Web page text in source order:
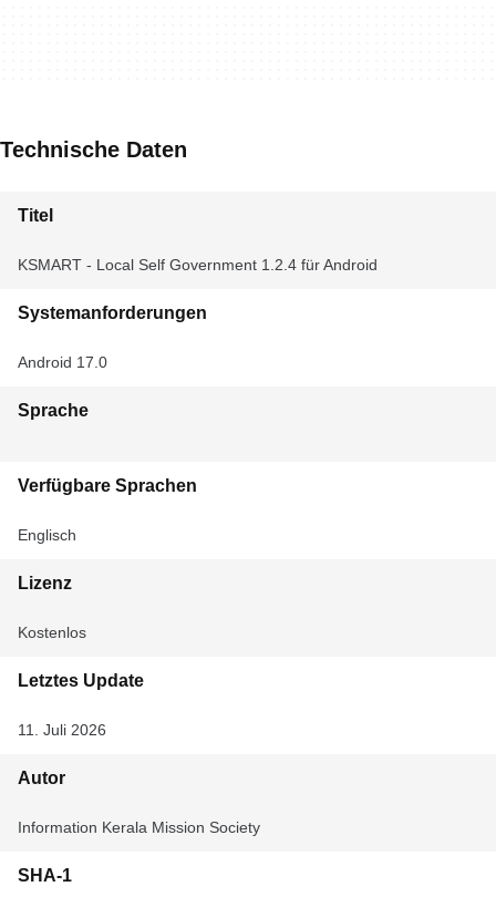
Technische Daten
Titel
KSMART - Local Self Government 1.2.4 für Android
Systemanforderungen
Android 17.0
Sprache
Verfügbare Sprachen
Englisch
Lizenz
Kostenlos
Letztes Update
11. Juli 2026
Autor
Information Kerala Mission Society
SHA-1